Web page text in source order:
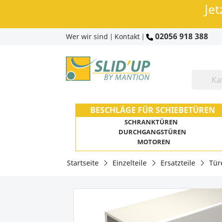
Wer wir sind | Kontakt | 02056 918 388
BESCHLÄGE FÜR SCHIEBETÜREN
SCHRANKTÜREN
DURCHGANGSTÜREN
MOTOREN
Startseite Einzelteile Ersatzteile